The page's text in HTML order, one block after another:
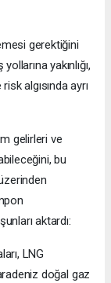
gerektiğini
yakınlığı,
algısında ayrı
gelirleri ve
bu
aktardı:
LNG
doğal gaz